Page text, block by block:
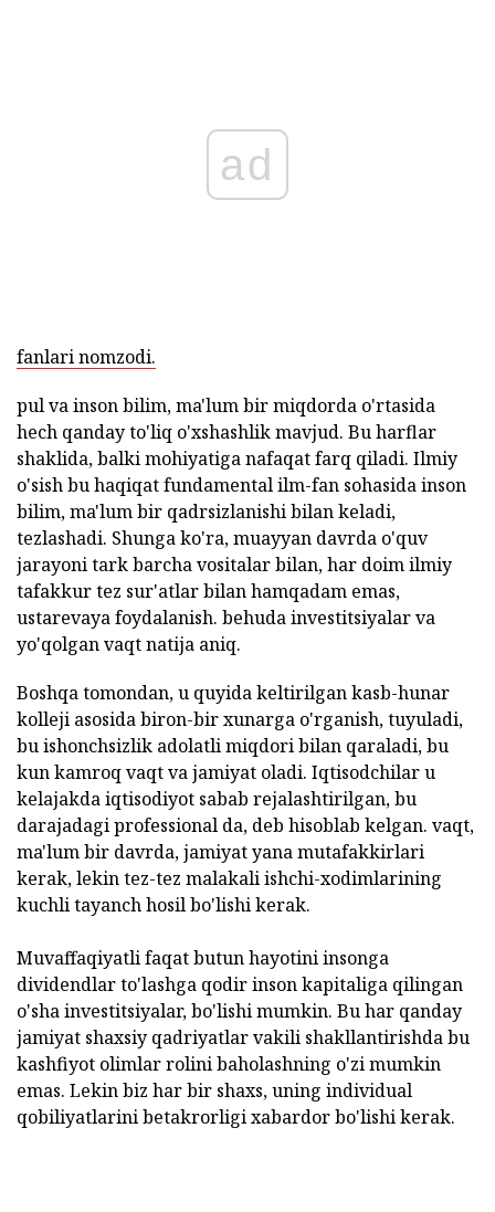
ad
fanlari nomzodi.
pul va inson bilim, ma'lum bir miqdorda o'rtasida
hech qanday to'liq o'xshashlik mavjud. Bu harflar
shaklida, balki mohiyatiga nafaqat farq qiladi. Ilmiy
o'sish bu haqiqat fundamental ilm-fan sohasida inson
bilim, ma'lum bir qadrsizlanishi bilan keladi,
tezlashadi. Shunga ko'ra, muayyan davrda o'quv
jarayoni tark barcha vositalar bilan, har doim ilmiy
tafakkur tez sur'atlar bilan hamqadam emas,
ustarevaya foydalanish. behuda investitsiyalar va
yo'qolgan vaqt natija aniq.
Boshqa tomondan, u quyida keltirilgan kasb-hunar
kolleji asosida biron-bir xunarga o'rganish, tuyuladi,
bu ishonchsizlik adolatli miqdori bilan qaraladi, bu
kun kamroq vaqt va jamiyat oladi. Iqtisodchilar u
kelajakda iqtisodiyot sabab rejalashtirilgan, bu
darajadagi professional da, deb hisoblab kelgan. vaqt,
ma'lum bir davrda, jamiyat yana mutafakkirlari
kerak, lekin tez-tez malakali ishchi-xodimlarining
kuchli tayanch hosil bo'lishi kerak.
Muvaffaqiyatli faqat butun hayotini insonga
dividendlar to'lashga qodir inson kapitaliga qilingan
o'sha investitsiyalar, bo'lishi mumkin. Bu har qanday
jamiyat shaxsiy qadriyatlar vakili shakllantirishda bu
kashfiyot olimlar rolini baholashning o'zi mumkin
emas. Lekin biz har bir shaxs, uning individual
qobiliyatlarini betakrorligi xabardor bo'lishi kerak.